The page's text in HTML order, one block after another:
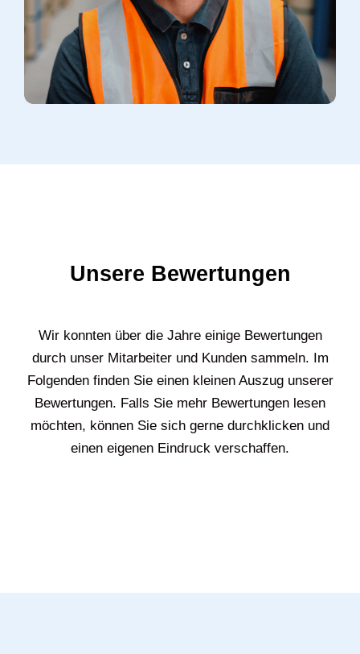
Unsere Bewertungen
Wir konnten über die Jahre einige Bewertungen
durch unser Mitarbeiter und Kunden sammeln. Im
Folgenden finden Sie einen kleinen Auszug unserer
Bewertungen. Falls Sie mehr Bewertungen lesen
möchten, können Sie sich gerne durchklicken und
einen eigenen Eindruck verschaffen.